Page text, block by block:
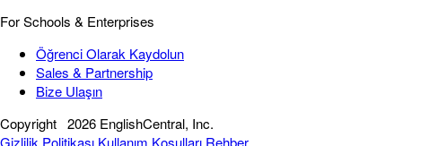
For Schools & Enterprises
Öğrenci Olarak Kaydolun
Sales & Partnership
Bize Ulaşın
Copyright 2026 EnglishCentral, Inc.